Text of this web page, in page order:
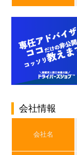
会社情報
会社名